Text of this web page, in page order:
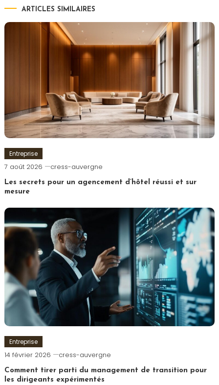
l’article
ARTICLES SIMILAIRES
Entreprise
7 août 2026 cress-auvergne
Les secrets pour un agencement d’hôtel réussi et sur
mesure
Entreprise
14 février 2026 cress-auvergne
Comment tirer parti du management de transition pour
les dirigeants expérimentés